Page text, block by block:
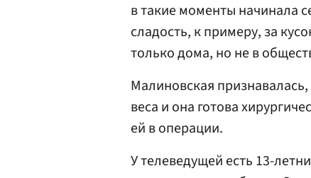
в такие моменты начинала
сладость, к примеру, за
только дома, но не в
Малиновская
веса и она готова
ей в операции.
У телеведущей есть 13-